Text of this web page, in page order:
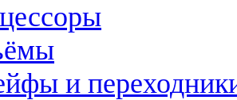
и